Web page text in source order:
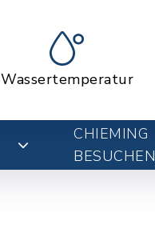
Wassertemperatur
CHIEMING
BESUCHEN